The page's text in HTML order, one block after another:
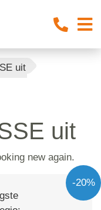
uit
uit
new again.
-20%